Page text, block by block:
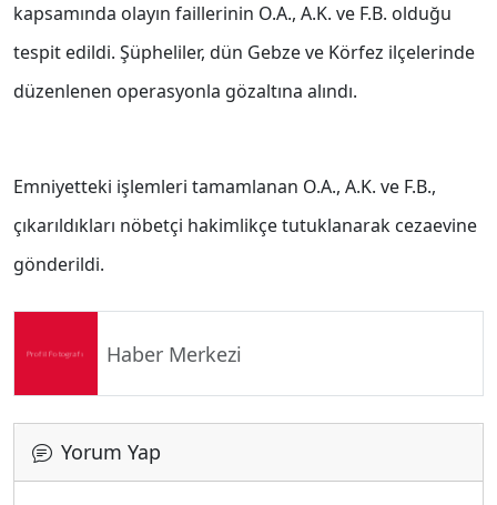
kapsamında olayın faillerinin O.A., A.K. ve F.B. olduğu
tespit edildi. Şüpheliler, dün Gebze ve Körfez ilçelerinde
düzenlenen operasyonla gözaltına alındı.
Emniyetteki işlemleri tamamlanan O.A., A.K. ve F.B.,
çıkarıldıkları nöbetçi hakimlikçe tutuklanarak cezaevine
gönderildi.
Haber Merkezi
Yorum Yap